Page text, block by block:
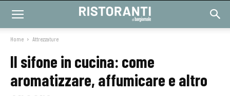
Home Attrezzature
Il sifone in cucina: come
aromatizzare, affumicare e altro